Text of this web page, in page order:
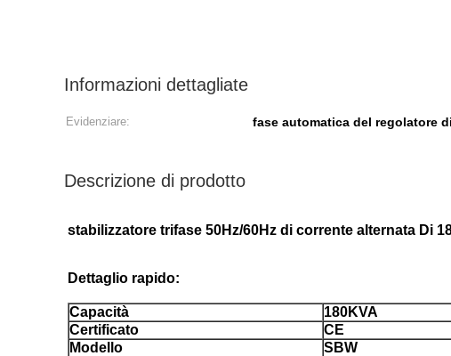
Informazioni dettagliate
Evidenziare: fase automatica del regolatore
Descrizione di prodotto
stabilizzatore trifase 50Hz/60Hz di corrente alternata Di
Dettaglio rapido:
Capacità
180KVA
Certificato
CE
Modello
SBW